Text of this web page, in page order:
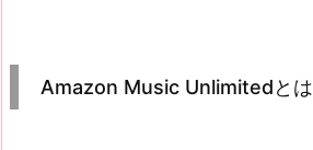
Amazon Music Unlimitedとは